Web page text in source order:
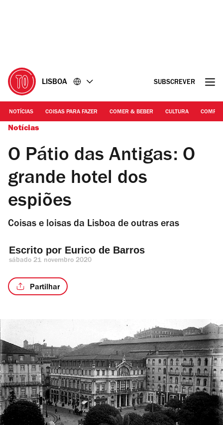
LISBOA SUBSCREVER
NOTÍCIAS COISAS PARA FAZER COMER & BEBER CULTURA
Notícias
O Pátio das Antigas: O
grande hotel dos
espiões
Coisas e loisas da Lisboa de outras eras
Escrito por Eurico de Barros
sábado 21 novembro 2020
Partilhar